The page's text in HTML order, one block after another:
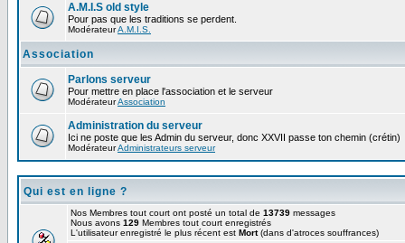
A.M.I.S old style
Pour pas que les traditions se perdent.
ModérateurA.M.I.S.
Association
Parlons serveur
Pour mettre en place l'association et le serveur
ModérateurAssociation
Administration du serveur
Ici ne poste que les Admin du serveur, donc XXVII passe ton chemin (crétin)
ModérateurAdministrateurs serveur
Qui est en ligne ?
Nos Membres tout court ont posté un total de 13739 messages
Nous avons 129 Membres tout court enregistrés
L'utilisateur enregistré le plus récent est Mort(dans d'atroces souffrances)